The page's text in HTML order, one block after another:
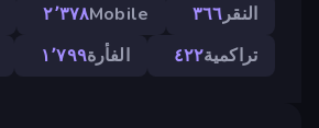
النقر٣٦٦ Mobile٢٬٣٧٨
تراكمية٤٢٢ الفأرة١٬٧٩٩